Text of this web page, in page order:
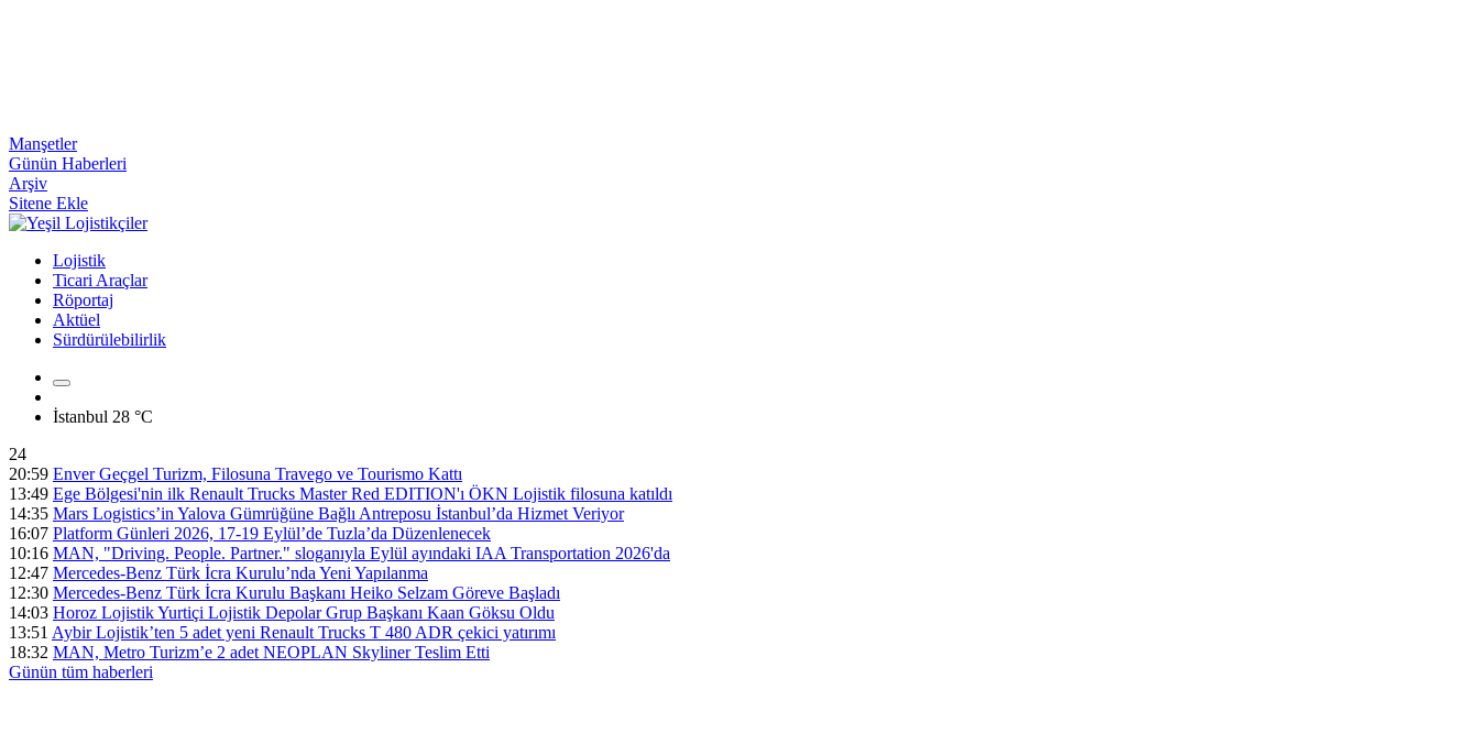
Manşetler
Günün Haberleri
Arşiv
Sitene Ekle
Lojistik
Ticari Araçlar
Röportaj
Aktüel
Sürdürülebilirlik
İstanbul 28 °C
24
20:59 Enver Geçgel Turizm, Filosuna Travego ve Tourismo Kattı
13:49 Ege Bölgesi'nin ilk Renault Trucks Master Red EDITION'ı ÖKN Lojistik filosuna katıldı
14:35 Mars Logistics’in Yalova Gümrüğüne Bağlı Antreposu İstanbul’da Hizmet Veriyor
16:07 Platform Günleri 2026, 17-19 Eylül’de Tuzla’da Düzenlenecek
10:16 MAN, "Driving. People. Partner." sloganıyla Eylül ayındaki IAA Transportation 2026'da
12:47 Mercedes-Benz Türk İcra Kurulu’nda Yeni Yapılanma
12:30 Mercedes-Benz Türk İcra Kurulu Başkanı Heiko Selzam Göreve Başladı
14:03 Horoz Lojistik Yurtiçi Lojistik Depolar Grup Başkanı Kaan Göksu Oldu
13:51 Aybir Lojistik’ten 5 adet yeni Renault Trucks T 480 ADR çekici yatırımı
18:32 MAN, Metro Turizm’e 2 adet NEOPLAN Skyliner Teslim Etti
Günün tüm haberleri